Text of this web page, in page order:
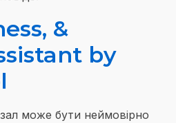
&
by
може бути неймовірно